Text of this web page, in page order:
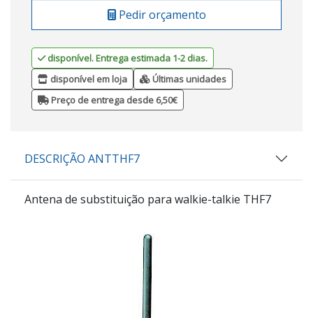
Pedir orçamento
disponível. Entrega estimada 1-2 dias.
disponível em loja
Últimas unidades
Preço de entrega desde 6,50€
DESCRIÇÃO ANTTHF7
Antena de substituição para walkie-talkie THF7